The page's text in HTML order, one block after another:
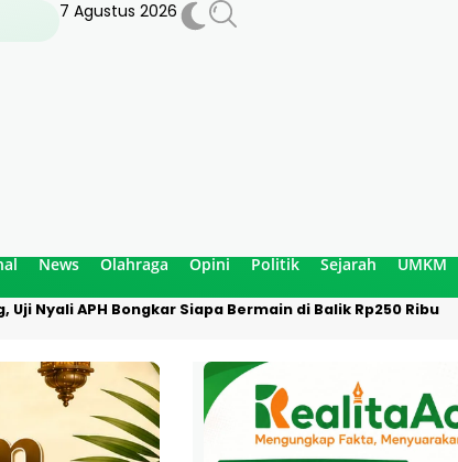
7 Agustus 2026
News Olahraga Opini Politik Sejarah UMKM
Nyali APH Bongkar Siapa Bermain di Balik Rp250 Ribu